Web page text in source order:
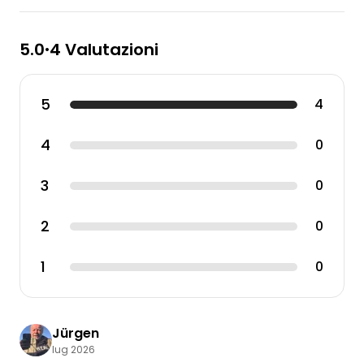
5.0•4 Valutazioni
5 4
4 0
3 0
2 0
1 0
Jürgen
lug 2026